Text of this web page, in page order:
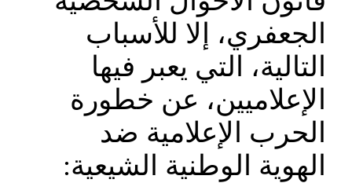
الجعفري، إلا للأسباب
التالية، التي يعبر فيها
الإعلاميين، عن خطورة
الحرب الإعلامية ضد
الهوية الوطنية الشيعية: